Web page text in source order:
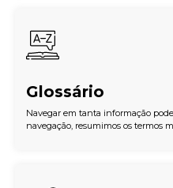
Glossário
Navegar em tanta informação
navegação, resumimos os termos